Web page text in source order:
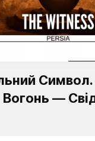
Вогонь —